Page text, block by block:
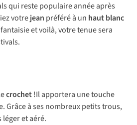
qui reste populaire année après
votrejean préféré à un haut blanc
et voilà, votre tenue sera
crochet!Il apportera une touche
Grâce à ses nombreux petits trous,
et aéré.